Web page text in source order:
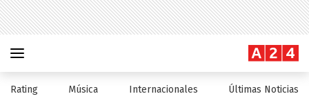
Rating Música Internacionales Últimas Noticias